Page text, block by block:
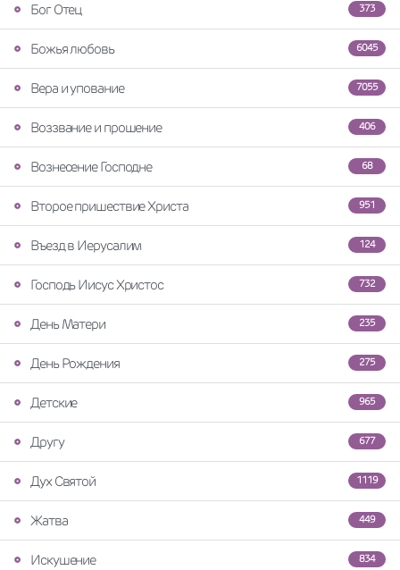
373
Бог Отец
6045
Божья любовь
7055
Вера и упование
406
Воззвание и прошение
68
Вознесение Господне
951
Второе пришествие Христа
124
Въезд в Иерусалим
732
Господь Иисус Христос
235
День Матери
275
День Рождения
965
Детские
677
Другу
1119
Дух Святой
449
Жатва
834
Искушение